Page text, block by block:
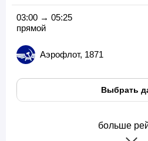
03:00 → 05:25
прямой
Аэрофлот, 1871
Выбрать
больше